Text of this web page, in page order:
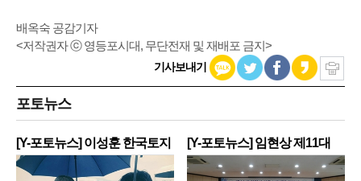
배옥숙 공감기자
<저작권자 ⓒ 영등포시대, 무단전재 및 재배포 금지>
기사보내기
포토뉴스
[Y-포토뉴스] 이성훈 한국토지
주
[Y-포토뉴스] 임현상 제11대
영